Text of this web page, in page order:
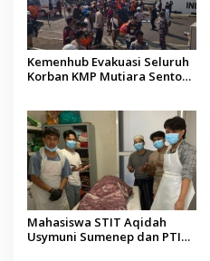
Kemenhub Evakuasi Seluruh
Korban KMP Mutiara Sentosa
Mahasiswa STIT Aqidah
Usymuni Sumenep dan PTIQ